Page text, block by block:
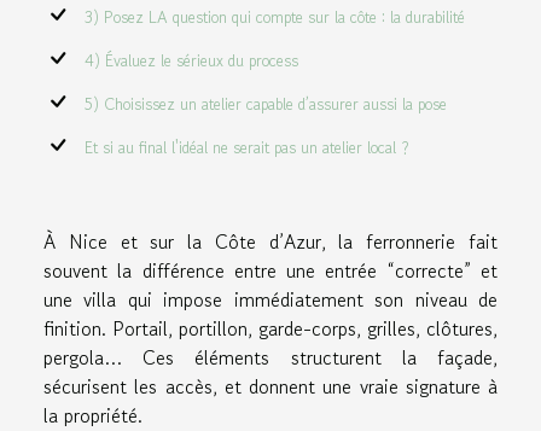
3) Posez LA question qui compte sur la côte : la durabilité
4) Évaluez le sérieux du process
5) Choisissez un atelier capable d’assurer aussi la pose
Et si au final l'idéal ne serait pas un atelier local ?
À Nice et sur la Côte d’Azur, la ferronnerie fait
souvent la différence entre une entrée “correcte” et
une villa qui impose immédiatement son niveau de
finition. Portail, portillon, garde-corps, grilles, clôtures,
pergola… Ces éléments structurent la façade,
sécurisent les accès, et donnent une vraie signature à
la propriété.